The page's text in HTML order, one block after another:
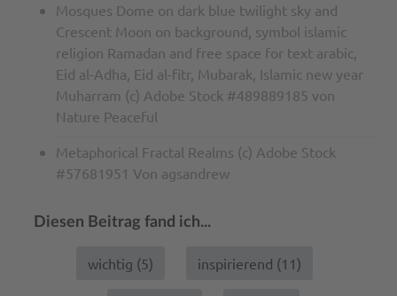
Mosques Dome on dark blue twilight sky and
Crescent Moon on background, symbol islamic
religion Ramadan and free space for text arabic,
Eid al-Adha, Eid al-fitr, Mubarak, Islamic new year
Muharram (c) Adobe Stock #489889185 von
Nature Peaceful
Metaphorical Fractal Realms (c) Adobe Stock
#57681951 Von agsandrew
Diesen Beitrag fand ich...
wichtig (5) inspirierend (11)